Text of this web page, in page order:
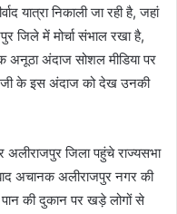
यात्रा निकाली जा रही है, जहां
जिले में मोर्चा संभाल रखा है,
अनूठा अंदाज सोशल मीडिया पर
जी के इस अंदाज को देख उनकी
जिला पहुंचे राज्यसभा
अचानक अलीराजपुर नगर की
की दुकान पर खड़े लोगों से